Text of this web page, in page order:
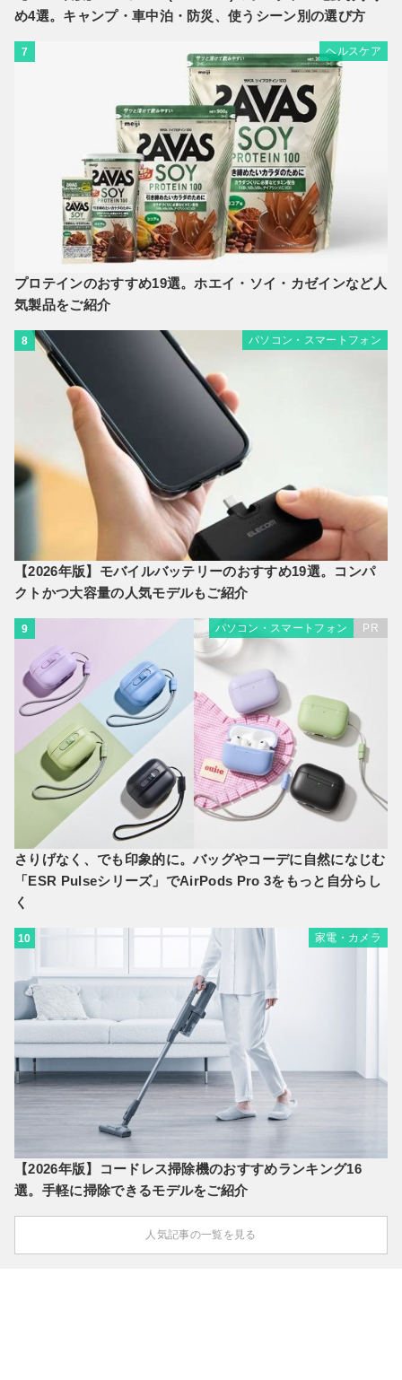
め4選。キャンプ・車中泊・防災、使うシーン別の選び方
7 ヘルスケア
プロテインのおすすめ19選。ホエイ・ソイ・カゼインなど人
気製品をご紹介
8 パソコン・スマートフォン
【2026年版】モバイルバッテリーのおすすめ19選。コンパ
クトかつ大容量の人気モデルもご紹介
9 パソコン・スマートフォン PR
さりげなく、でも印象的に。バッグやコーデに自然になじむ
「ESR Pulseシリーズ」でAirPods Pro 3をもっと自分らし
く
10 家電・カメラ
【2026年版】コードレス掃除機のおすすめランキング16
選。手軽に掃除できるモデルをご紹介
人気記事の一覧を見る